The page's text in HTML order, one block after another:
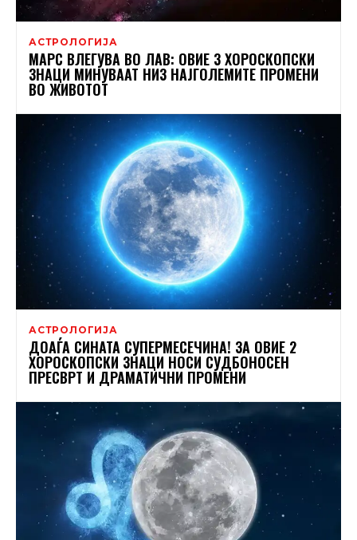
АСТРОЛОГИЈА
МАРС ВЛЕГУВА ВО ЛАВ: ОВИЕ 3 ХОРОСКОПСКИ
ЗНАЦИ МИНУВААТ НИЗ НАЈГОЛЕМИТЕ ПРОМЕНИ
ВО ЖИВОТОТ
АСТРОЛОГИЈА
ДОАЃА СИНАТА СУПЕРМЕСЕЧИНА! ЗА ОВИЕ 2
ХОРОСКОПСКИ ЗНАЦИ НОСИ СУДБОНОСЕН
ПРЕСВРТ И ДРАМАТИЧНИ ПРОМЕНИ